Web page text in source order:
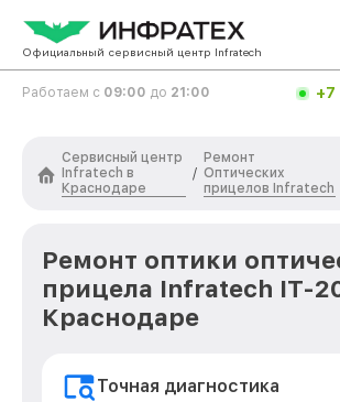
Официальный сервисный центр Infratech
Работаем с 09:00 до 21:00 +7
Сервисный центр
Infratech в
Краснодаре
/
Ремонт
Оптических
прицелов Infratech
Ремонт оптики
прицела Infratech IT-
Краснодаре
Точная диагностика